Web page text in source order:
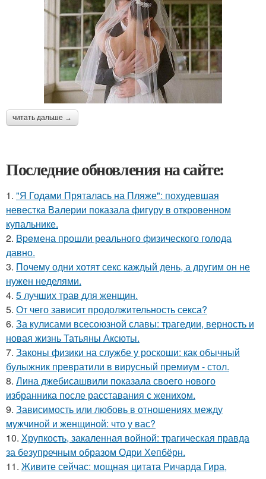
читать дальше →
Последние обновления на сайте:
1. "Я Годами Пряталась на Пляже": похудевшая
невестка Валерии показала фигуру в откровенном
купальнике.
2. Bpeмена прошли реального физического голода
давно.
3. Почему одни хотят секс каждый день, а другим он не
нужен неделями.
4. 5 лучших трав для женщин.
5. От чего зависит продолжительность секса?
6. За кулисами всесоюзной славы: трагедии, верность и
новая жизнь Татьяны Аксюты.
7. Законы физики на службе у роскоши: как обычный
булыжник превратили в вирусный премиум - стол.
8. Лина джебисашвили показала своего нового
избранника после расставания с женихом.
9. Зависимость или любовь в отношениях между
мужчиной и женщиной: что у вас?
10. Хрупкость, закаленная войной: трагическая правда
за безупречным образом Одри Хепбёрн.
11. Живите сейчас: мощная цитата Ричарда Гира,